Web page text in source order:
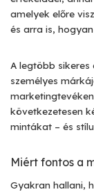
amelyek előre
és arra is,
A legtöbb
személyes
következetesen
mintákat – és
Miért fontos a
Gyakran hallani,